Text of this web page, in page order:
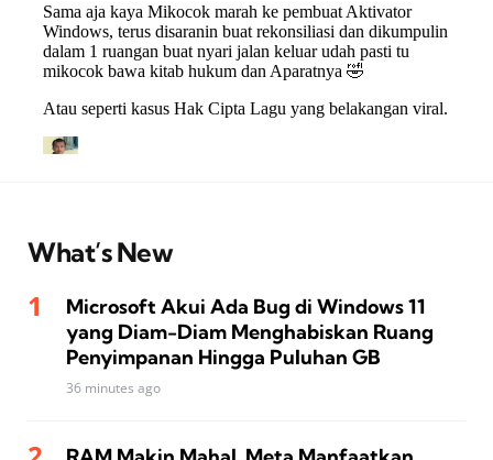
What’s New
Microsoft Akui Ada Bug di Windows 11
yang Diam-Diam Menghabiskan Ruang
Penyimpanan Hingga Puluhan GB
36 minutes ago